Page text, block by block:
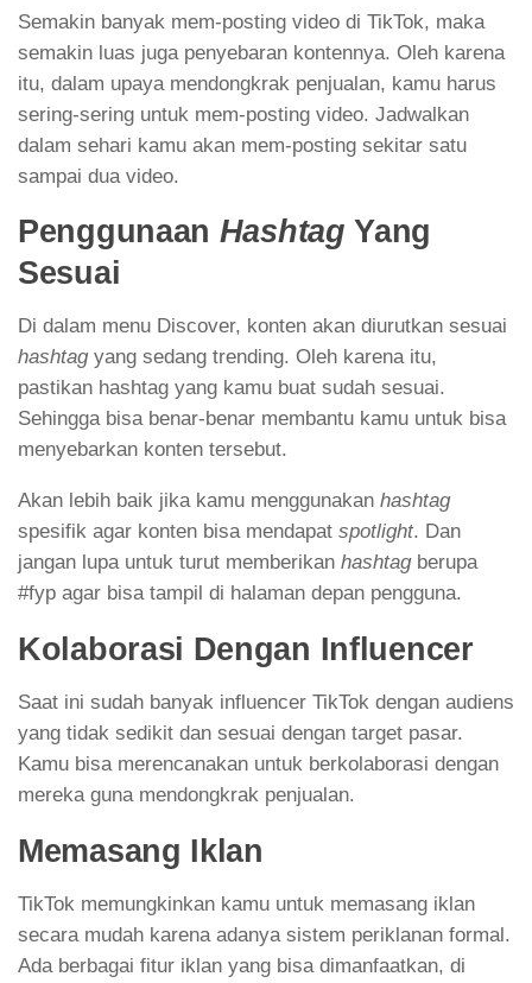
Semakin banyak mem-posting video di TikTok, maka
semakin luas juga penyebaran kontennya. Oleh karena
itu, dalam upaya mendongkrak penjualan, kamu harus
sering-sering untuk mem-posting video. Jadwalkan
dalam sehari kamu akan mem-posting sekitar satu
sampai dua video.
Penggunaan Hashtag Yang
Sesuai
Di dalam menu Discover, konten akan diurutkan sesuai
hashtagyang sedang trending. Oleh karena itu,
pastikan hashtag yang kamu buat sudah sesuai.
Sehingga bisa benar-benar membantu kamu untuk bisa
menyebarkan konten tersebut.
Akan lebih baik jika kamu menggunakan hashtag
spesifik agar konten bisa mendapat spotlight. Dan
jangan lupa untuk turut memberikan hashtagberupa
#fyp agar bisa tampil di halaman depan pengguna.
Kolaborasi Dengan Influencer
Saat ini sudah banyak influencer TikTok dengan audiens
yang tidak sedikit dan sesuai dengan target pasar.
Kamu bisa merencanakan untuk berkolaborasi dengan
mereka guna mendongkrak penjualan.
Memasang Iklan
TikTok memungkinkan kamu untuk memasang iklan
secara mudah karena adanya sistem periklanan formal.
Ada berbagai fitur iklan yang bisa dimanfaatkan, di